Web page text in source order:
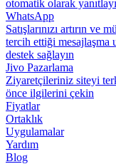
otomatik olarak
WhatsApp
Satışlarınızı artırın ve
tercih ettiği mesajlaşma
destek sağlayın
Jivo Pazarlama
Ziyaretçileriniz siteyi
önce ilgilerini çekin
Fiyatlar
Ortaklık
Uygulamalar
Yardım
Blog